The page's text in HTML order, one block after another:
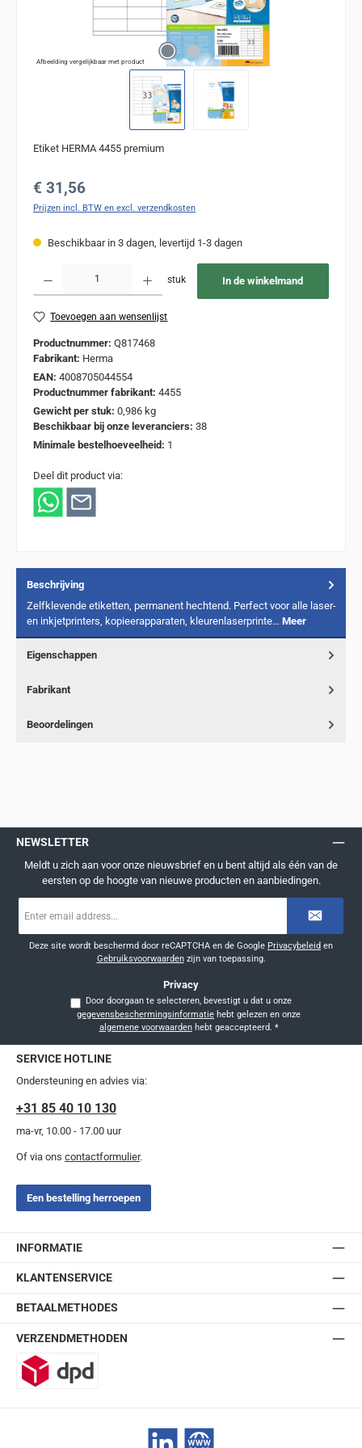
Afbeelding vergelijkbaar met product
Etiket HERMA 4455 premium
Normale prijs:
€ 31,56
Prijzen incl. BTW en excl. verzendkosten
Beschikbaar in 3 dagen, levertijd 1-3 dagen
stuk In de winkelmand
Toevoegen aan wensenlijst
Productnummer: Q817468
Fabrikant: Herma
EAN: 4008705044554
Productnummer fabrikant: 4455
Gewicht per stuk: 0,986 kg
Beschikbaar bij onze leveranciers: 38
Minimale bestelhoeveelheid: 1
Deel dit product via:
Beschrijving
Zelfklevende etiketten, permanent hechtend. Perfect voor alle laser-
en inkjetprinters, kopieerapparaten, kleurenlaserprinte… Meer
Eigenschappen
Fabrikant
Beoordelingen
NEWSLETTER
Meldt u zich aan voor onze nieuwsbrief en u bent altijd als één van de
eersten op de hoogte van nieuwe producten en aanbiedingen.
mailadres
Deze site wordt beschermd door reCAPTCHA en de Google Privacybeleid en
Gebruiksvoorwaardenzijn van toepassing.
Privacy
Door doorgaan te selecteren, bevestigt u dat u onze
gegevensbeschermingsinformatie
algemene voorwaardenhebt geaccepteerd. *
SERVICE HOTLINE
Ondersteuning en advies via:
+31 85 40 10 130
ma-vr, 10.00 - 17.00 uur
Of via ons contactformulier.
Een bestelling herroepen
INFORMATIE
KLANTENSERVICE
BETAALMETHODES
VERZENDMETHODEN